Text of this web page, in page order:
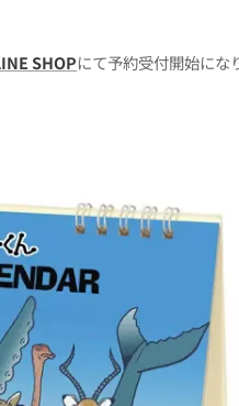
SHOPにて予約受付開始に